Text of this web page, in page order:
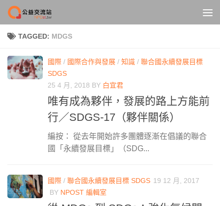
Skip to content
TAGGED: MDGS
國際 / 國際合作與發展 / 知識 / 聯合國永續發展目標
SDGS
25 4 月, 2018 BY 白宜君
唯有成為夥伴，發展的路上方能前
行／SDGS-17（夥伴關係）
編按： 從去年開始許多團體逐漸在倡議的聯合
國「永續發展目標」（SDG...
國際 / 聯合國永續發展目標 SDGS 19 12 月, 2017
BY NPOST 編輯室